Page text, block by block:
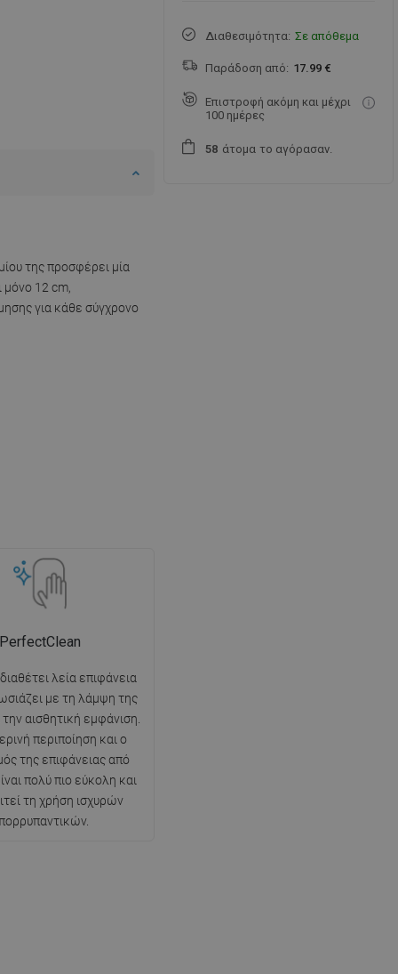
της προσφέρει μία
μόνο 12 cm,
για κάθε σύγχρονο
PerfectClean
λεία επιφάνεια
με τη λάμψη της
την αισθητική εμφάνιση.
περιποίηση και ο
της επιφάνειας από
πολύ πιο εύκολη και
τη χρήση ισχυρών
Διαθεσιμότητα: Σε απόθεμα
Παράδοση από: 17.99 €
Επιστροφή ακόμη και μέχρι
100 ημέρες
58 άτομα το αγόρασαν.